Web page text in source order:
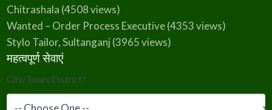
Chitrashala (4508 views)
Wanted – Order Process Executive(4353 views)
Stylo Tailor, Sultanganj (3965 views)
महत्वपूर्ण सेवाएं
City/Town/District*